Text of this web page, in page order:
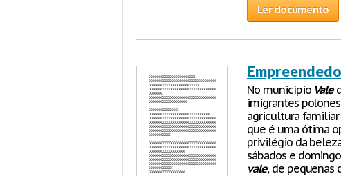
Ler documento
No município Vale
imigrantes
agricultura
que é uma ótima
privilégio da
sábados e
vale, de pequenas